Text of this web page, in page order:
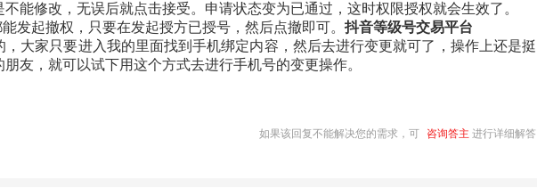
能修改，无误后就点击接受。申请状态变为已通过，这时权限授权就会生效了。
发起撤权，只要在发起授方已授号，然后点撤即可。 抖音等级号交易平台
大家只要进入我的里面找到手机绑定内容，然后去进行变更就可了，操作上还是挺
友，就可以试下用这个方式去进行手机号的变更操作。
如果该回复不能解决您的需求，可 咨询答主 进行详细解答